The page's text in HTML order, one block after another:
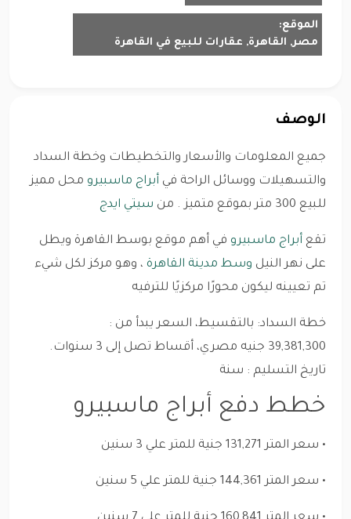
الموقع:
مصر, القاهرة, عقارات للبيع في القاهرة
الوصف
جميع المعلومات والأسعار والتخطيطات وخطة السداد
والتسهيلات ووسائل الراحة في أبراج ماسبيرو محل مميز
للبيع 300 متر بموقع متميز . من
سيتي ايدج
تقع أبراج ماسبيرو في أهم موقع بوسط القاهرة ويطل
على نهر النيل وسط مدينة القاهرة ، وهو مركز لكل شيء
تم تعيينه ليكون محورًا مركزيًا للترفيه
خطة السداد: بالتقسيط، السعر يبدأ من :
39,381,300 جنيه مصري، أقساط تصل إلى 3 سنوات.
تاريخ التسليم : سنة
خطط دفع أبراج ماسبيرو
• سعر المتر 131,271 جنية للمتر علي 3 سنين
• سعر المتر 144,361 جنية للمتر علي 5 سنين